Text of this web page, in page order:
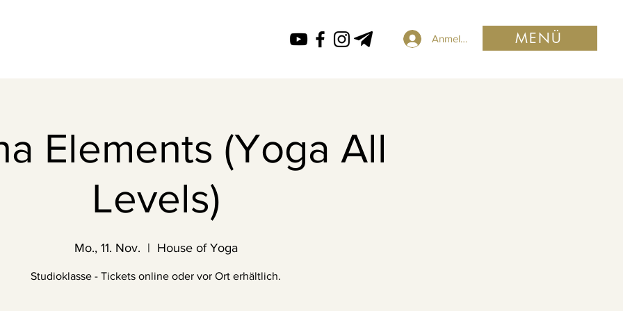
Anmelden MENÜ
Elements (Yoga All
Levels)
Mo., 11. Nov.
  |
House of Yoga
Studioklasse - Tickets online oder vor Ort erhältlich.